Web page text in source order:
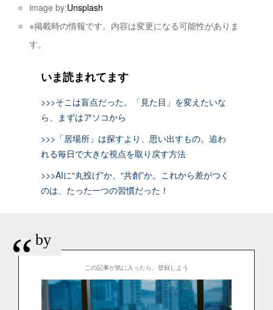
image by:Unsplash
※掲載時の情報です。内容は変更になる可能性がありま
す。
いま読まれてます
>>>そこは盲点だった。「見た目」を変えたいな
ら、まずはアソコから
>>>「居場所」は探すより、思い出すもの。追わ
れる毎日で大きな視点を取り戻す方法
>>>AIに“丸投げ”か、“共創”か。これから差がつく
のは、たった一つの習慣だった！
“ by
この記事が気に入ったら、登録しよう